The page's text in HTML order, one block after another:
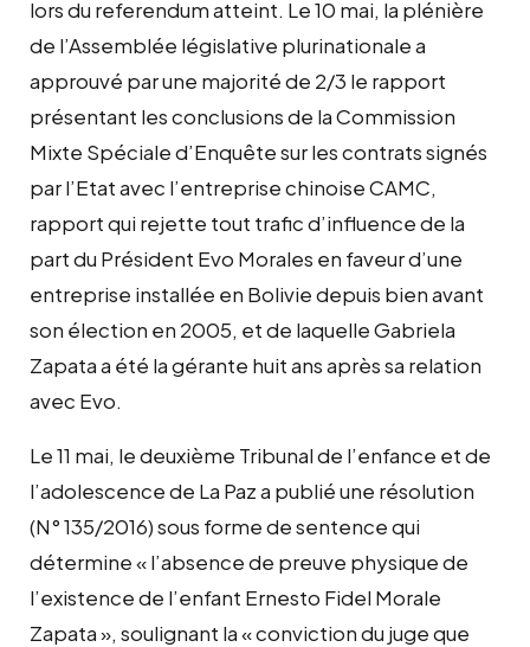
lors du referendum atteint. Le 10 mai, la plénière
de l’Assemblée législative plurinationale a
approuvé par une majorité de 2/3 le rapport
présentant les conclusions de laCommission
Mixte Spéciale d’Enquêtesur les contrats signés
par l’Etat avec l’entreprise chinoise CAMC,
rapport qui rejette tout trafic d’influence de la
part du Président Evo Morales en faveur d’une
entreprise installée en Bolivie depuis bien avant
son élection en 2005, et de laquelle Gabriela
Zapata a été la gérante huit ans après sa relation
avec Evo.
Le 11 mai, le deuxième Tribunal de l’enfance et de
l’adolescence de La Paz a publié une résolution
(N° 135/2016) sous forme de sentence qui
détermine « l’absence de preuve physique de
l’existence de l’enfant Ernesto Fidel Morale
Zapata », soulignant la « conviction du juge que